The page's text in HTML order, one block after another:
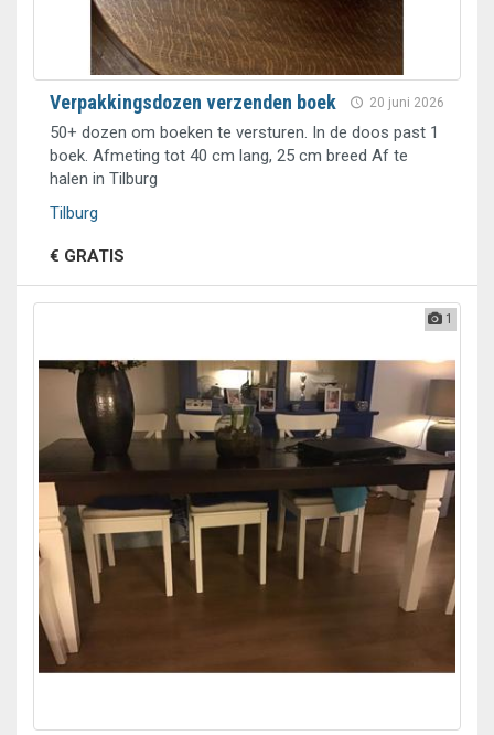
20 juni 2026
Verpakkingsdozen verzenden boek
50+ dozen om boeken te versturen. In de doos past 1
boek. Afmeting tot 40 cm lang, 25 cm breed Af te
halen in Tilburg
Tilburg
€ GRATIS
1